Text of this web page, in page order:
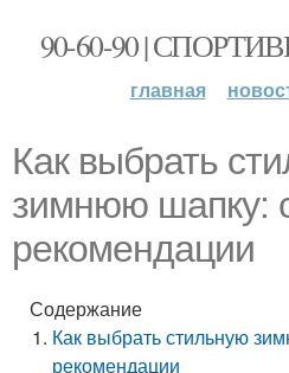
90-60-90 |
главная
Как выбрать
зимнюю шапку:
рекомендации
Содержание
Как выбрать стильную
рекомендации